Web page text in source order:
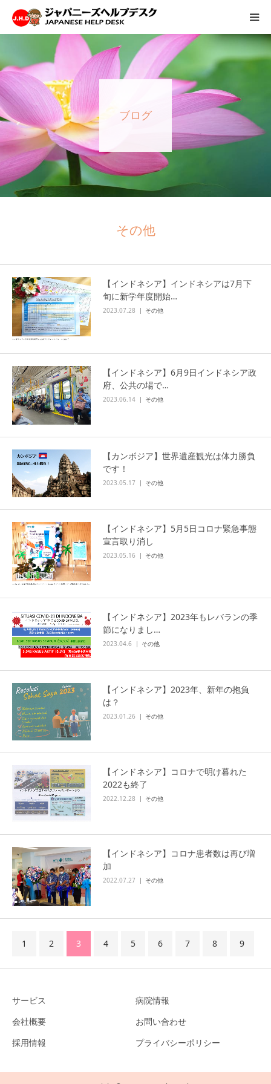
ブログ
その他
【インドネシア】インドネシアは7月下
旬に新学年度開始…
2023.07.28 その他
【インドネシア】6月9日インドネシア政
府、公共の場で…
2023.06.14 その他
【カンボジア】世界遺産観光は体力勝負
です！
2023.05.17 その他
【インドネシア】5月5日コロナ緊急事態
宣言取り消し
2023.05.16 その他
【インドネシア】2023年もレバランの季
節になりまし…
2023.04.6 その他
【インドネシア】2023年、新年の抱負
は？
2023.01.26 その他
【インドネシア】コロナで明け暮れた
2022も終了
2022.12.28 その他
【インドネシア】コロナ患者数は再び増
加
2022.07.27 その他
1 2 3 4 5 6 7 8 9
サービス
病院情報
会社概要
お問い合わせ
採用情報
プライバシーポリシー
HOME
サービス
病院情報
会社概要
お問い合わせ